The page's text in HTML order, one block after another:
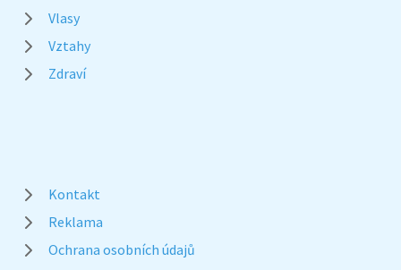
Vlasy
Vztahy
Zdraví
Kontakt
Reklama
Ochrana osobních údajů